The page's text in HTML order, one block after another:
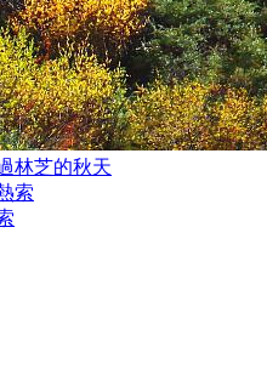
林芝的秋天